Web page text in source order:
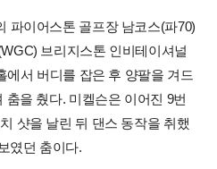
파이어스톤 골프장 남코스(파70)
브리지스톤 인비테이셔널
에서 버디를 잡은 후 양팔을 겨드
을 췄다. 미켈슨은 이어진 9번
샷을 날린 뒤 댄스 동작을 취했
였던 춤이다.